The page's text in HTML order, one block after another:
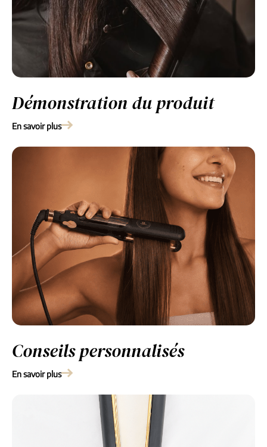
Démonstration du produit
En savoir plus
Conseils personnalisés
En savoir plus